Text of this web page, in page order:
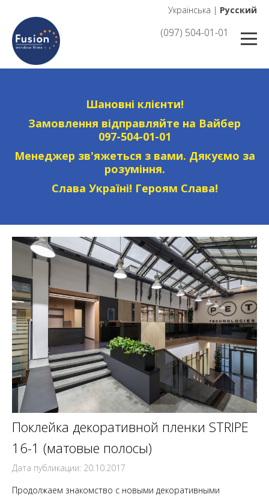
Українська | Русский
(097) 504-01-01
Шановні клієнти!
Замовлення відправляйте на Вайбер
097-504-01-01
Менеджер зв'яжеться з вами. Дякуємо за
розуміння.
Слава Україні! Героям Слава!
Поклейка декоративной пленки STRIPE
16-1 (матовые полосы)
Дата публикации: 20.10.2017
Продолжаем знакомство с новыми декоративными